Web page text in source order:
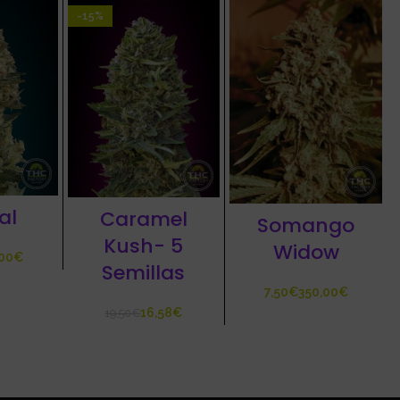
€
-15%
Caramel
Kush- 5
Semillas
€16,58€
Somango
Widow
€ €